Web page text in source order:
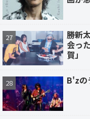
勝新
会っ
賀」
B'zの